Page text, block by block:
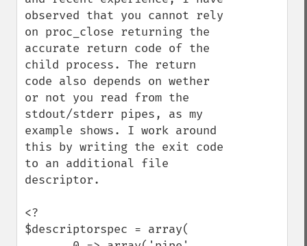
observed that you cannot rely
on proc_close returning the
accurate return code of the
child process. The return
code also depends on wether
or not you read from the
stdout/stderr pipes, as my
example shows. I work around
this by writing the exit code
to an additional file
descriptor.
<?
$descriptorspec = array(